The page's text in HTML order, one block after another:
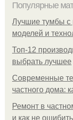
Популярные
Лучшие тумбы с
моделей и
Топ-12
выбрать лучшее
Современные
частного дома:
Ремонт в
и как не